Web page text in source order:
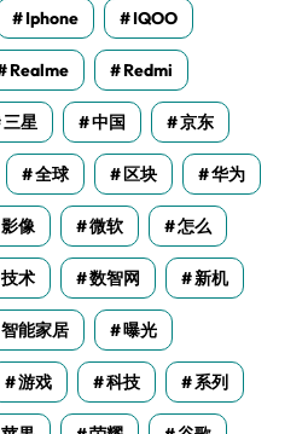
Iphone IQOO
Realme Redmi
三星 中国 京东
全球 区块 华为
影像 微软 怎么
技术 数智网 新机
智能家居 曝光
游戏 科技 系列